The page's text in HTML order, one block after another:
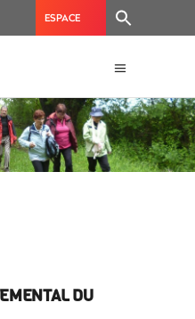
ESPACE
DU